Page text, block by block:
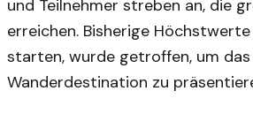
und Teilnehmer streben an, die
erreichen. Bisherige
starten, wurde getroffen, um
Wanderdestination zu